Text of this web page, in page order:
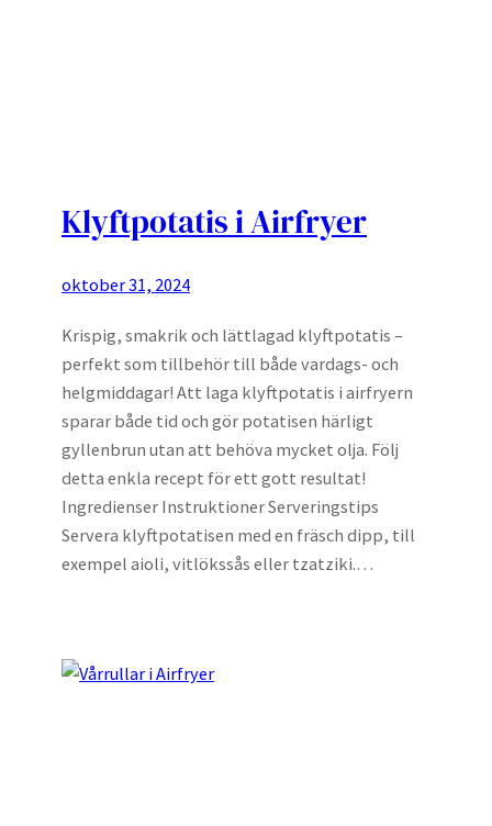
Klyftpotatis i Airfryer
oktober 31, 2024
Krispig, smakrik och lättlagad klyftpotatis –
perfekt som tillbehör till både vardags- och
helgmiddagar! Att laga klyftpotatis i airfryern
sparar både tid och gör potatisen härligt
gyllenbrun utan att behöva mycket olja. Följ
detta enkla recept för ett gott resultat!
Ingredienser Instruktioner Serveringstips
Servera klyftpotatisen med en fräsch dipp, till
exempel aioli, vitlökssås eller tzatziki.…